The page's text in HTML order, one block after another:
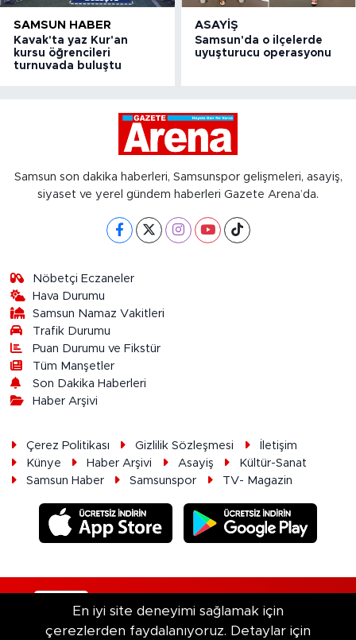
SAMSUN HABER
Kavak'ta yaz Kur'an
kursu öğrencileri
turnuvada buluştu
ASAYIŞ
Samsun'da o ilçelerde
uyuşturucu operasyonu
Samsun son dakika haberleri, Samsunspor gelişmeleri, asayiş,
siyaset ve yerel gündem haberleri Gazete Arena’da.
Nöbetçi Eczaneler
Hava Durumu
Samsun Namaz Vakitleri
Trafik Durumu
Puan Durumu ve Fikstür
Tüm Manşetler
Son Dakika Haberleri
Haber Arşivi
Çerez Politikası Gizlilik Sözleşmesi
İletişim
Künye
Haber Arşivi Asayiş
Kültür-Sanat
Samsun Haber
Samsunspor TV- Magazin
En iyi site deneyimi sağlamak için
çerezlerden faydalanıyoruz. Detaylar için